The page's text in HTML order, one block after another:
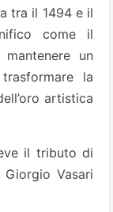
tra il 1494 e il
come il
un
la
artistica
il tributo di
Vasari